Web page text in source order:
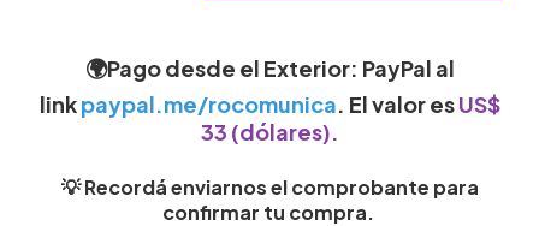
🌍Pago desde el Exterior: PayPal al
linkpaypal.me/rocomunica. El valor esUS$
33 (dólares).
💡 Recordá enviarnos el comprobante para
confirmar tu compra.